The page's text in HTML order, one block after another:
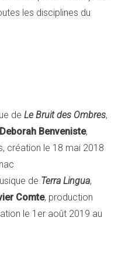
les disciplines du
de Le Bruit des Ombres,
Deborah Benveniste,
création le 18 mai 2018
de Terra Lingua,
Comte, production
le 1er août 2019 au